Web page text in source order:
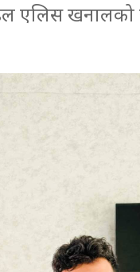
एलिस खनालको